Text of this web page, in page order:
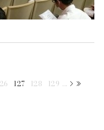
127 128 129 ...